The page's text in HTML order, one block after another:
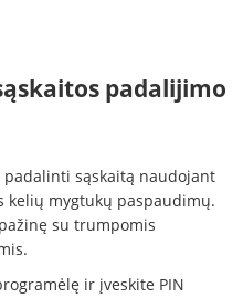
padalijimo
sąskaitą naudojant
kelių mygtukų paspaudimų.
su trumpomis
ir įveskite PIN